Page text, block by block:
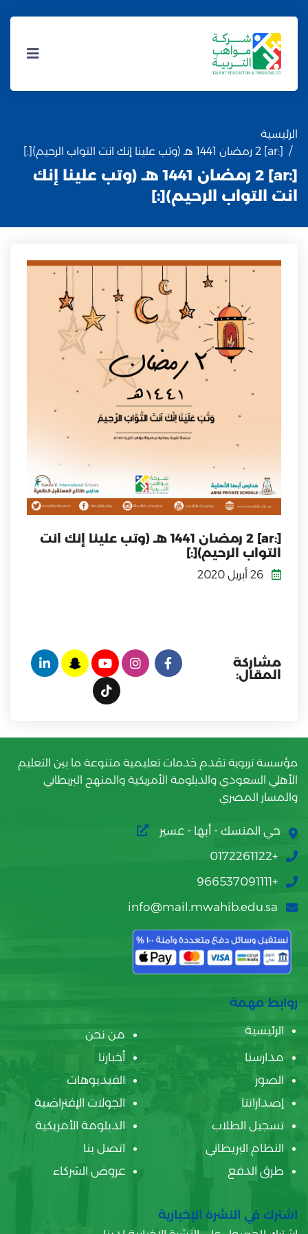
الرئيسية
[:ar] 2 رمضان 1441 هـ (وتب علينا إنك انت التواب الرحيم)[:]
[:ar] 2 رمضان 1441 هـ (وتب علينا إنك
انت التواب الرحيم)[:]
[:ar] 2 رمضان 1441 هـ (وتب علينا إنك انت
التواب الرحيم)[:]
مشاركة
المقال:
مؤسسة تربوية تقدم خدمات تعليمية متنوعة ما بين التعليم
الأهلي السعودي والدبلومة الأمريكية والمنهج البريطاني
والمسار المصري
حي المنسك - أبها - عسير
+0172261122
+966537091111
info@mail.mwahib.edu.sa
روابط مهمة
الرئيسية
من نحن
مدارسنا
أخبارنا
الصور
الفيديوهات
إصداراتنا
الجولات الإفتراضية
تسجيل الطلاب
الدبلومة الأمريكية
النظام البريطاني
اتصل بنا
طرق الدفع
عروض الشركاء
اشترك في النشرة الإخبارية